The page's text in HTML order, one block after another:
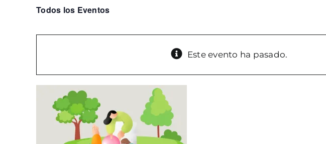
Todos los Eventos
Este evento ha pasado.